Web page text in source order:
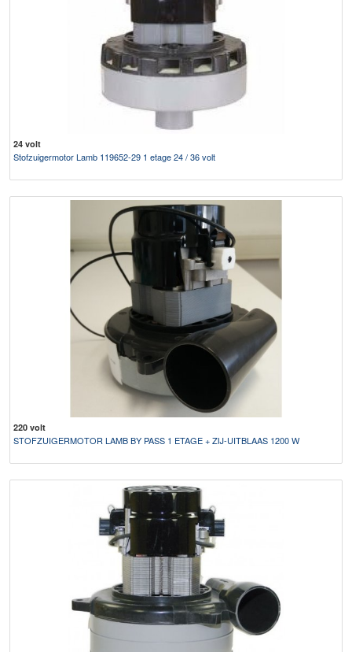
24 volt
Stofzuigermotor Lamb 119652-29 1 etage 24 / 36 volt
220 volt
STOFZUIGERMOTOR LAMB BY PASS 1 ETAGE + ZIJ-UITBLAAS 1200 W